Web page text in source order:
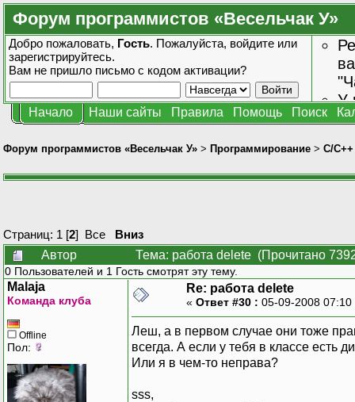
Форум программистов «Весельчак У»
Добро пожаловать, Гость. Пожалуйста, войдите или
зарегистрируйтесь.
Вам не пришло письмо с кодом активации?
У
Начало Наши сайты Правила Помощь Поиск
Форум программистов «Весельчак У» > Программирование > C/C++
Страниц: 1 [2] Все
Вниз
Автор
Тема: работа delete (Прочитано
0 Пользователей и 1 Гость смотрят эту тему.
Malaja
Команда клуба
Offline
Пол:
Re: работа delete
« Ответ #30 : 05-09-2008
Леш, а в первом случае они тоже
всегда. А если у тебя в классе есть
Или я в чем-то неправа?
sss,